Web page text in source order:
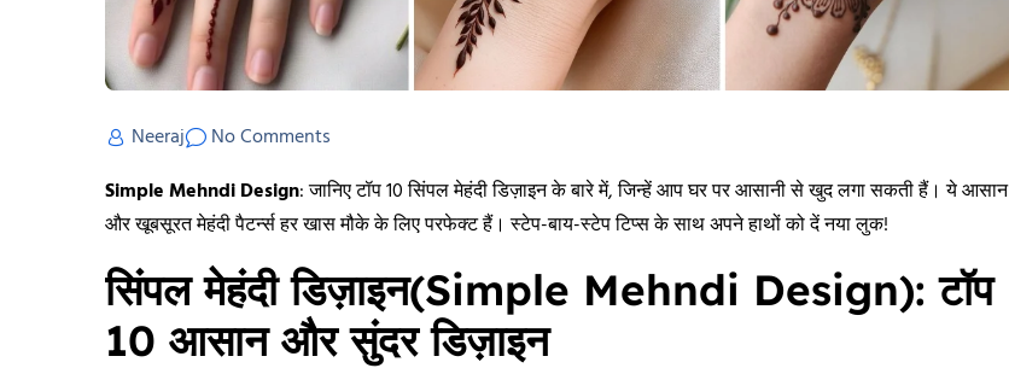
Neeraj
No Comments
Simple Mehndi Design: जानिए टॉप 10 सिंपल मेहंदी डिज़ाइन के बारे में, जिन्हें आप घर पर आसानी से खुद लगा सकती हैं। ये आसान
और खूबसूरत मेहंदी पैटर्न्स हर खास मौके के लिए परफेक्ट हैं। स्टेप-बाय-स्टेप टिप्स के साथ अपने हाथों को दें नया लुक!
सिंपल मेहंदी डिज़ाइन(Simple Mehndi Design): टॉप
10 आसान और सुंदर डिज़ाइन